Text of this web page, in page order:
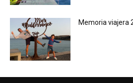
Memoria viajera